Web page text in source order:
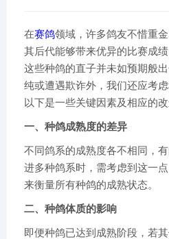
在赛鸽领域，许多鸽友不惜重
其后代能够带来优异的比赛成
这些种鸽的直子并未如预期般
纯或遭遇欺诈外，我们还应考
以下是一些关键因素及相应的改
一、种鸽成熟度的差异
不同鸽系的成熟度各不相同，
进多种鸽系时，需考虑到这一
来衡量所有种鸽的成熟状态。
二、种鸽体质的影响
即便种鸽已达到成熟阶段，若